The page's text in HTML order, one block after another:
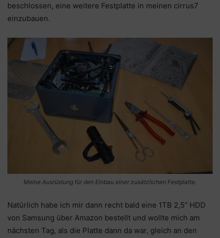
beschlossen, eine weitere Festplatte in meinen cirrus7
einzubauen.
Meine Ausrüstung für den Einbau einer zusätzlichen Festplatte.
Natürlich habe ich mir dann recht bald eine 1TB 2,5“ HDD
von Samsung über Amazon bestellt und wollte mich am
nächsten Tag, als die Platte dann da war, gleich an den